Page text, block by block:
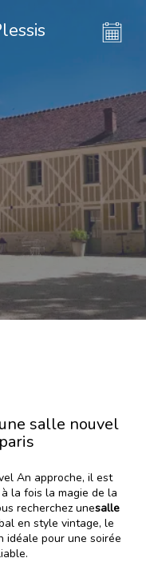
salle nouvel
An approche, il est
la fois la magie de la
recherchez unesalle
en style vintage, le
idéale pour une soirée